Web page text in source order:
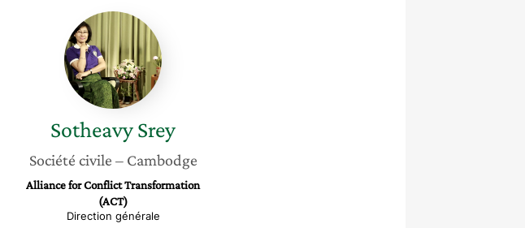
Sotheavy
Srey
SotheavySrey
Société civile – Cambodge
Alliance for Conflict Transformation
(ACT)
Direction générale